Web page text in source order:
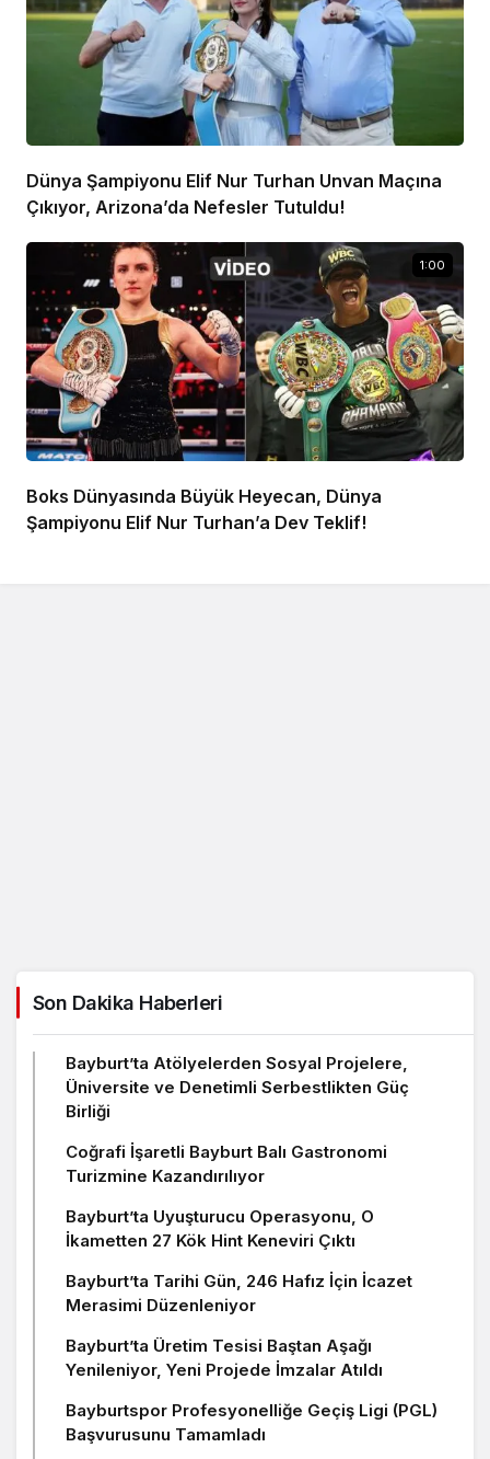
Dünya Şampiyonu Elif Nur Turhan Unvan Maçına
Çıkıyor, Arizona’da Nefesler Tutuldu!
1:00
Boks Dünyasında Büyük Heyecan, Dünya
Şampiyonu Elif Nur Turhan’a Dev Teklif!
Son Dakika Haberleri
Bayburt’ta Atölyelerden Sosyal Projelere,
Üniversite ve Denetimli Serbestlikten Güç
Birliği
Coğrafi İşaretli Bayburt Balı Gastronomi
Turizmine Kazandırılıyor
Bayburt’ta Uyuşturucu Operasyonu, O
İkametten 27 Kök Hint Keneviri Çıktı
Bayburt’ta Tarihi Gün, 246 Hafız İçin İcazet
Merasimi Düzenleniyor
Bayburt’ta Üretim Tesisi Baştan Aşağı
Yenileniyor, Yeni Projede İmzalar Atıldı
Bayburtspor Profesyonelliğe Geçiş Ligi (PGL)
Başvurusunu Tamamladı